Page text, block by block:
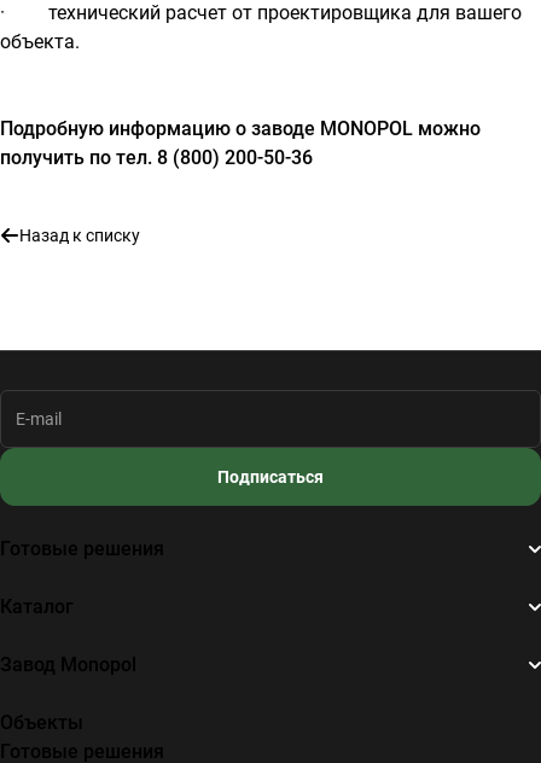
· технический расчет от проектировщика для вашего
объекта.
Подробную информацию о заводе MONOPOL можно
получить по тел. 8 (800) 200-50-36
Назад к списку
Подписаться
Готовые решения
Каталог
Завод Monopol
Объекты
Готовые решения